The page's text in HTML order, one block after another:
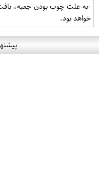
-به علت چوب بودن جعبه،
خواهد بود.